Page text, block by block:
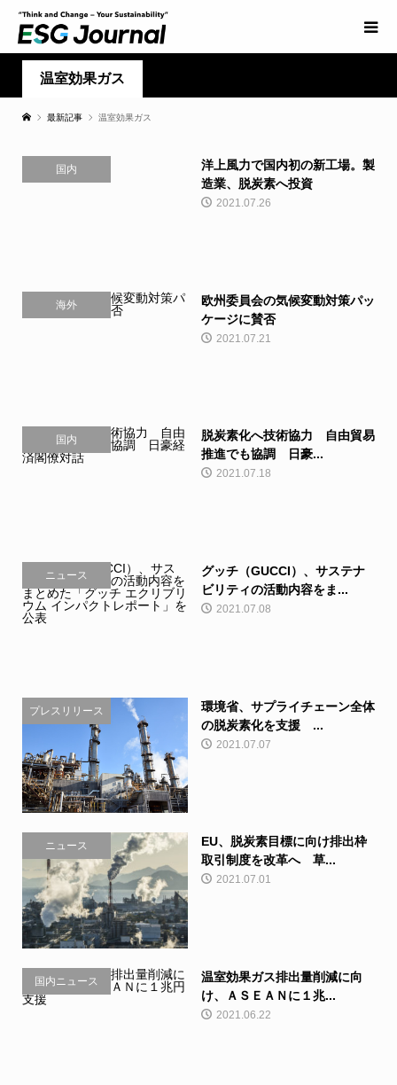
温室効果ガス
最新記事 温室効果ガス
国内
洋上風力で国内初の新工場。製
造業、脱炭素へ投資
2021.07.26
海外
欧州委員会の気候変動対策パッ
ケージに賛否
2021.07.21
国内
脱炭素化へ技術協力 自由貿易
推進でも協調 日豪...
2021.07.18
ニュース
グッチ（GUCCI）、サステナ
ビリティの活動内容をま...
2021.07.08
プレスリリース
環境省、サプライチェーン全体
の脱炭素化を支援 ...
2021.07.07
ニュース
EU、脱炭素目標に向け排出枠
取引制度を改革へ 草...
2021.07.01
国内ニュース
温室効果ガス排出量削減に向
け、ＡＳＥＡＮに１兆...
2021.06.22